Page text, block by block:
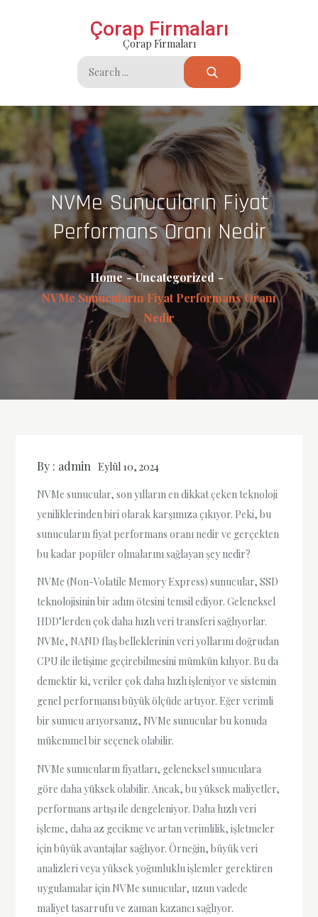
Çorap Firmaları
Çorap Firmaları
Search
for:
NVMe Sunucuların Fiyat
Performans Oranı Nedir
Home
Uncategorized
NVMe Sunucuların Fiyat Performans Oranı
Nedir
By : admin Eylül 10, 2024
NVMe sunucular, son yılların en dikkat çeken teknoloji
yeniliklerinden biri olarak karşımıza çıkıyor. Peki, bu
sunucuların fiyat performans oranı nedir ve gerçekten
bu kadar popüler olmalarını sağlayan şey nedir?
NVMe (Non-Volatile Memory Express) sunucular, SSD
teknolojisinin bir adım ötesini temsil ediyor. Geleneksel
HDD’lerden çok daha hızlı veri transferi sağlıyorlar.
NVMe, NAND flaş belleklerinin veri yollarını doğrudan
CPU ile iletişime geçirebilmesini mümkün kılıyor. Bu da
demektir ki, veriler çok daha hızlı işleniyor ve sistemin
genel performansı büyük ölçüde artıyor. Eğer verimli
bir sunucu arıyorsanız, NVMe sunucular bu konuda
mükemmel bir seçenek olabilir.
NVMe sunucuların fiyatları, geleneksel sunuculara
göre daha yüksek olabilir. Ancak, bu yüksek maliyetler,
performans artışı ile dengeleniyor. Daha hızlı veri
işleme, daha az gecikme ve artan verimlilik, işletmeler
için büyük avantajlar sağlıyor. Örneğin, büyük veri
analizleri veya yüksek yoğunluklu işlemler gerektiren
uygulamalar için NVMe sunucular, uzun vadede
maliyet tasarrufu ve zaman kazancı sağlıyor.